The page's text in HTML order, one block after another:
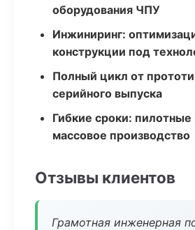
оборудования ЧПУ
Инжиниринг:
конструкции под
Полный цикл от
серийного выпуска
Гибкие сроки: пилотные
массовое производство
Отзывы клиентов
Грамотная инженерная